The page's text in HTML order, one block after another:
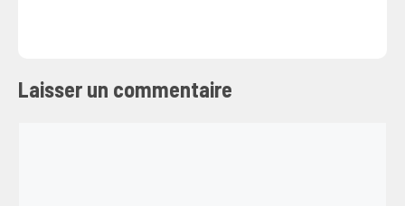
Laisser un commentaire